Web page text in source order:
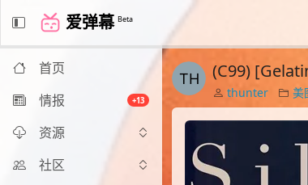
爱弹幕 Beta
首页
情报
+13
资源
社区
(C99)
thunter 美